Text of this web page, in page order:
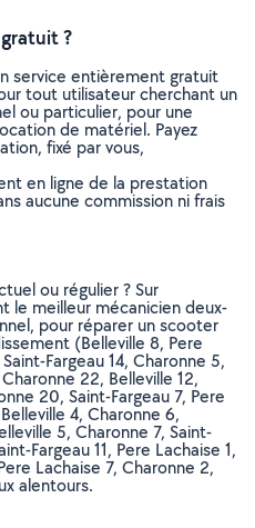
?
service entièrement gratuit
tout utilisateur cherchant un
ou particulier, pour une
de matériel. Payez
fixé par vous,
en ligne de la prestation
aucune commission ni frais
ou régulier ? Sur
le meilleur mécanicien deux-
pour réparer un scooter
(Belleville 8, Pere
Fargeau 14, Charonne 5,
22, Belleville 12,
20, Saint-Fargeau 7, Pere
4, Charonne 6,
5, Charonne 7, Saint-
Fargeau 11, Pere Lachaise 1,
Lachaise 7, Charonne 2,
alentours.